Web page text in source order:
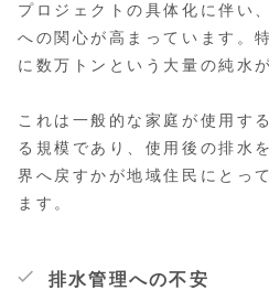
プロジェクトの具体化に伴い
への関心が高まっています。
に数万トンという大量の純水
これは一般的な家庭が使用す
る規模であり、使用後の排水
界へ戻すかが地域住民にとっ
ます。
排水管理への不安